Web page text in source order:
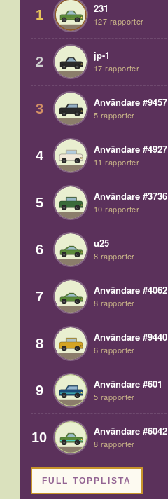
1 231
127 rapporter
2 jp-1
17 rapporter
3 Användare #9457
5 rapporter
4 Användare #4927
11 rapporter
5 Användare #3736
10 rapporter
6 u25
8 rapporter
7 Användare #4062
8 rapporter
8 Användare #9440
6 rapporter
9 Användare #601
5 rapporter
10 Användare #6042
8 rapporter
FULL TOPPLISTA